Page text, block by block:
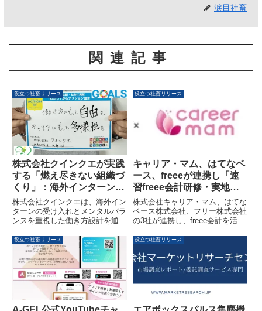
涙目社畜
関連記事
役立つ社畜リリース
株式会社クインクエが実践
する「燃え尽きない組織づ
くり」：海外インターンと
メンタルバランス重視の働
き方
株式会社クインクエは、海外イン
ターンの受け入れとメンタルバラ
ンスを重視した働き方設計を通じ
世代型の組織づくりを進めていま
す。人材不足や働き方改革が社会
的なテーマとなる中、同社がどの
ように取り組んでいるのかを紹介
します。
役立つ社畜リリース
キャリア・マム、はてなベ
ース、freeeが連携し「速
習freee会計研修・実地研
修版」の提供を開始しまし
た
株式会社キャリア・マム、はてな
ベース株式会社、フリー株式会社
の3社が連携し、freee会計を活用
習freee会計研修・実地研修版」
は、経理スキルの習得からfreee
導入企業への就労機会の創出まで
役立つ社畜リリース 役立つ社畜リリース